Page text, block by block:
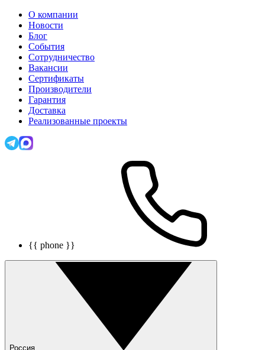
О компании
Новости
Блог
События
Сотрудничество
Вакансии
Сертификаты
Производители
Гарантия
Доставка
Реализованные проекты
{{ phone }}
Россия